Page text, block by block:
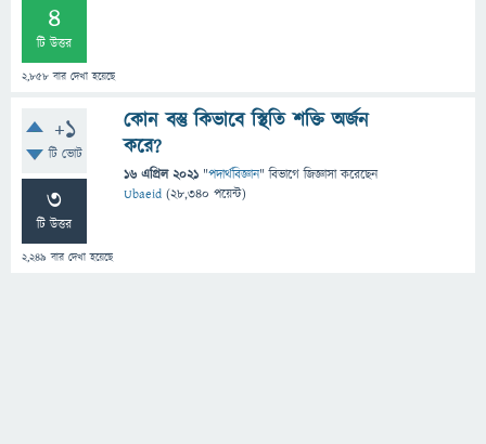
4
টি উত্তর
2,858 বার দেখা হয়েছে
+1
টি ভোট
3
টি উত্তর
2,249 বার দেখা হয়েছে
কোন বস্তু কিভাবে স্থিতি শক্তি অর্জন
করে?
16 এপ্রিল 2021 "পদার্থবিজ্ঞান" বিভাগে জিজ্ঞাসাকরেছেন
Ubaeid (28,340 পয়েন্ট)